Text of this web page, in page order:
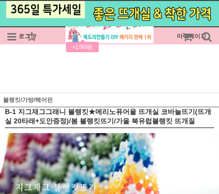
로그인 회원가입
+1,000원
주문조회 마이페이지
블랭킷/가방/헤어핀
B-1 지그재그그래니 블랭킷★메리노퓨어울 뜨개실 코바늘뜨기(뜨개
실 20타래+도안증정)/봄 블랭킷뜨기/가을 북유럽블랭킷 뜨개질